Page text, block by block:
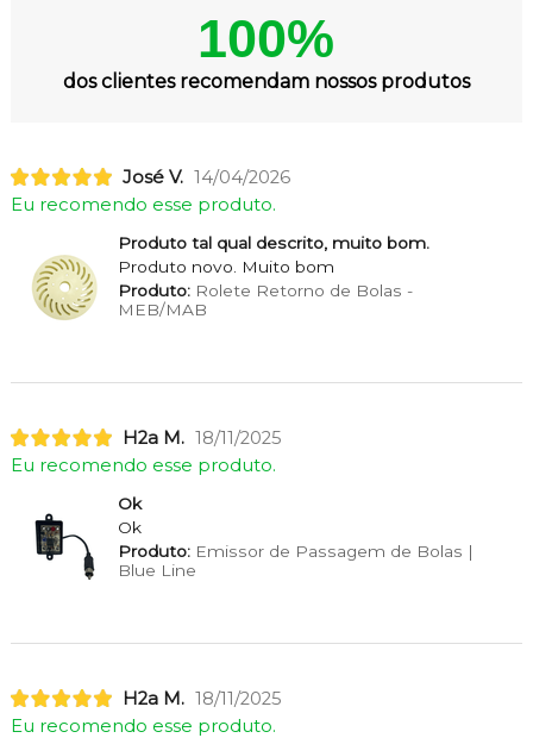
100%
dos clientes recomendam nossos produtos
José V. 14/04/2026
Eu recomendo esse produto.
Produto tal qual descrito, muito bom.
Produto novo. Muito bom
Produto:Rolete Retorno de Bolas -
MEB/MAB
H2a M. 18/11/2025
Eu recomendo esse produto.
Ok
Ok
Produto:Emissor de Passagem de Bolas |
Blue Line
H2a M. 18/11/2025
Eu recomendo esse produto.